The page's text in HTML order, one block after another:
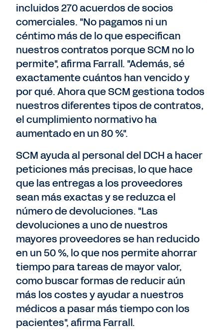
incluidos 270 acuerdos de socios
comerciales. "No pagamos ni un
céntimo más de lo que especifican
nuestros contratos porque SCM no lo
permite", afirma Farrall. "Además, sé
exactamente cuántos han vencido y
por qué. Ahora que SCM gestiona todos
nuestros diferentes tipos de contratos,
el cumplimiento normativo ha
aumentado en un 80 %".
SCM ayuda al personal del DCH a hacer
peticiones más precisas, lo que hace
que las entregas a los proveedores
sean más exactas y se reduzca el
número de devoluciones. "Las
devoluciones a uno de nuestros
mayores proveedores se han reducido
en un 50 %, lo que nos permite ahorrar
tiempo para tareas de mayor valor,
como buscar formas de reducir aún
más los costes y ayudar a nuestros
médicos a pasar más tiempo con los
pacientes", afirma Farrall.